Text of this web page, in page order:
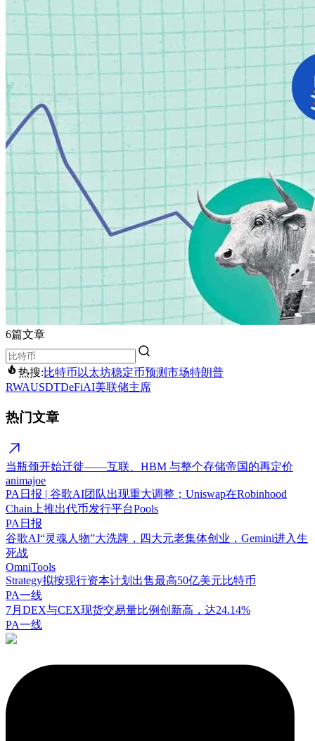
6篇文章
热搜:比特币 以太坊稳定币预测市场特朗普
RWAUSDTDeFiAI美联储主席
热门文章
当瓶颈开始迁徙——互联、HBM 与整个存储帝国的再定价
animajoe
PA日报 | 谷歌AI团队出现重大调整；Uniswap在Robinhood
Chain上推出代币发行平台Pools
PA日报
谷歌AI“灵魂人物”大洗牌，四大元老集体创业，Gemini进入生
死战
OmniTools
Strategy拟按现行资本计划出售最高50亿美元比特币
PA一线
7月DEX与CEX现货交易量比例创新高，达24.14%
PA一线